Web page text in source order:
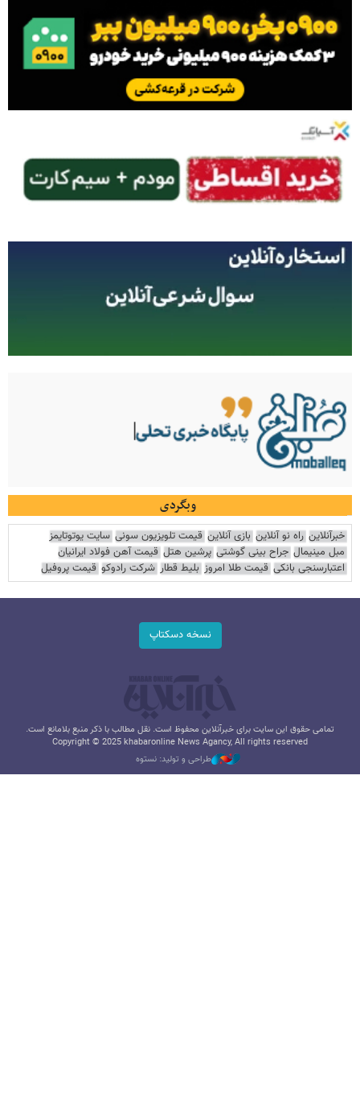
وبگردی
خبرآنلاین راه نو آنلاین بازی آنلاین قیمت تلویزیون سونی سایت یوتوتایمز
مبل مینیمال جراح بینی گوشتی پرشین هتل قیمت آهن فولاد ایرانیان
اعتبارسنجی بانکی قیمت طلا امروز بلیط قطار شرکت رادوکو قیمت پروفیل
نسخه دسکتاپ
تمامی حقوق این سایت برای خبرآنلاین محفوظ است. نقل مطالب با ذکر منبع بلامانع است.
Copyright © 2025 khabaronline News Agancy, All rights reserved
طراحی و تولید: نستوه